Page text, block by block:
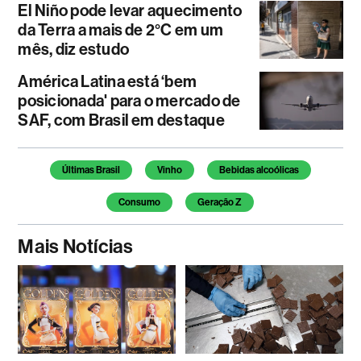
El Niño pode levar aquecimento
da Terra a mais de 2°C em um
mês, diz estudo
América Latina está ‘bem
posicionada' para o mercado de
SAF, com Brasil em destaque
Temas deste artigo
Últimas Brasil Vinho Bebidas alcoólicas
Consumo Geração Z
Mais Notícias